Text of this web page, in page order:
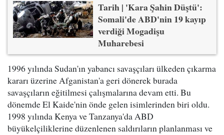
Tarih | 'Kara Şahin Düştü':
Somali'de ABD'nin 19 kayıp
verdiği Mogadişu
Muharebesi
1996 yılında Sudan'ın yabancı savaşçıları ülkeden çıkarma
kararı üzerine Afganistan'a geri dönerek burada
savaşçıların eğitilmesi çalışmalarına devam etti. Bu
dönemde El Kaide'nin önde gelen isimlerinden biri oldu.
1998 yılında Kenya ve Tanzanya'da ABD
büyükelçiliklerine düzenlenen saldırıların planlanması ve